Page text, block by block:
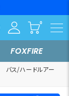
FOXFIRE
バス/ハードルアー